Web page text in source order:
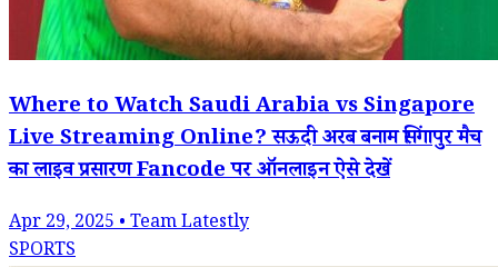
Where to Watch Saudi Arabia vs Singapore
Live Streaming Online? सऊदी अरब बनाम सिंगापुर मैच
का लाइव प्रसारण Fancode पर ऑनलाइन ऐसे देखें
Apr 29, 2025 • Team Latestly
SPORTS